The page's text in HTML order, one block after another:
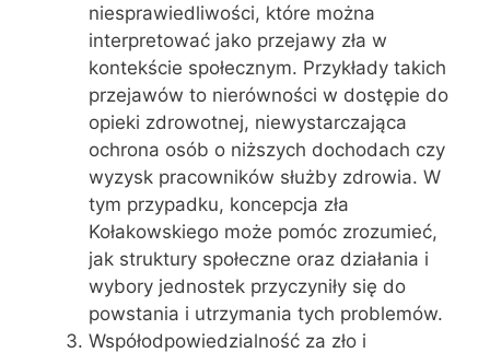
niesprawiedliwości, które można
interpretować jako przejawy zła w
kontekście społecznym. Przykłady takich
przejawów to nierówności w dostępie do
opieki zdrowotnej, niewystarczająca
ochrona osób o niższych dochodach czy
wyzysk pracowników służby zdrowia. W
tym przypadku, koncepcja zła
Kołakowskiego może pomóc zrozumieć,
jak struktury społeczne oraz działania i
wybory jednostek przyczyniły się do
powstania i utrzymania tych problemów.
Współodpowiedzialność za zło i